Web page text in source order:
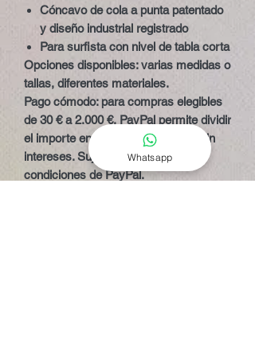
Cóncavo de cola a punta patentado
y diseño industrial registrado
Para surfista con nivel de tabla corta
Opciones disponibles:varias medidas o
tallas, diferentes materiales.
Pago cómodo:para compras elegibles
de 30 € a 2.000 €, PayPal permite dividir
el importe en 3 pagos mensuales sin
intereses. Sujeto a aprobación y
condiciones de PayPal.
Whatsapp